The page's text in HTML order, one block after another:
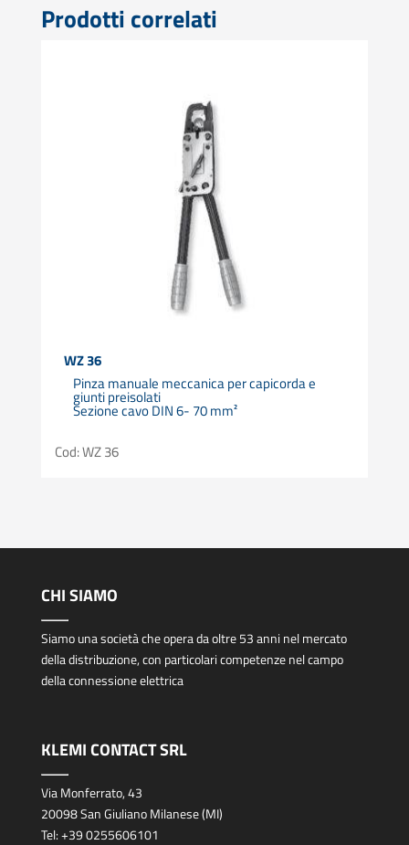
Prodotti correlati
WZ 36
Pinza manuale meccanica per capicorda e
giunti preisolati
Sezione cavo DIN 6- 70 mm²
Cod: WZ 36
CHI SIAMO
Siamo una società che opera da oltre 53 anni nel mercato
della distribuzione, con particolari competenze nel campo
della connessione elettrica
KLEMI CONTACT SRL
Via Monferrato, 43
20098 San Giuliano Milanese (MI)
Tel:+39 0255606101